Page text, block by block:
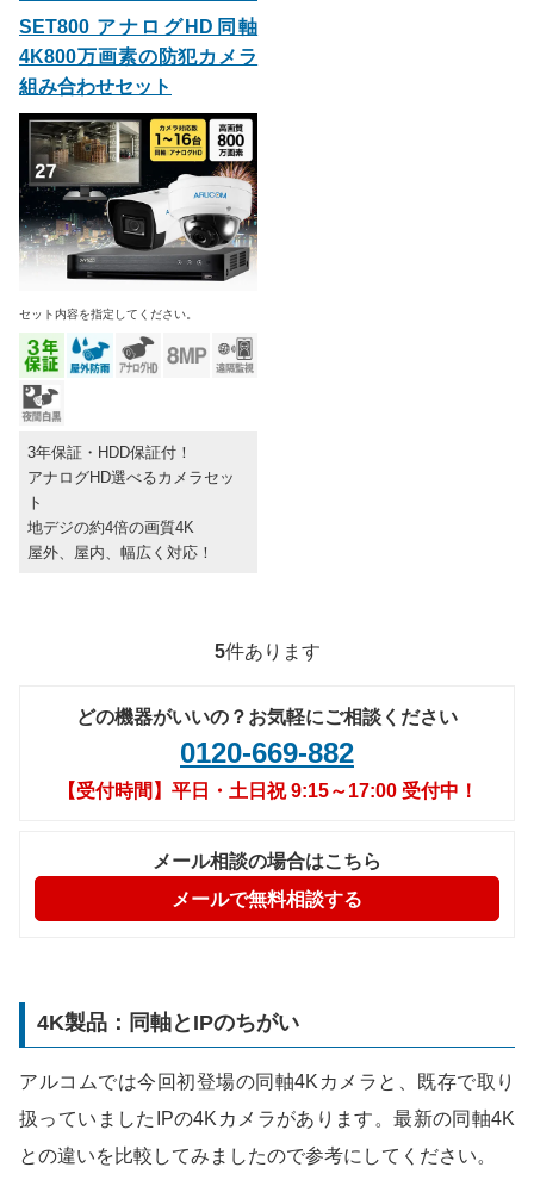
SET800 アナログHD同軸
4K800万画素の防犯カメラ
組み合わせセット
セット内容を指定してください。
3年保証・HDD保証付！
アナログHD選べるカメラセッ
ト
地デジの約4倍の画質4K
屋外、屋内、幅広く対応！
5件あります
どの機器がいいの？お気軽にご相談ください
0120-669-882
【受付時間】平日・土日祝 9:15～17:00 受付中！
メール相談の場合はこちら
メールで無料相談する
4K製品：同軸とIPのちがい
アルコムでは今回初登場の同軸4Kカメラと、既存で取り
扱っていましたIPの4Kカメラがあります。最新の同軸4K
との違いを比較してみましたので参考にしてください。